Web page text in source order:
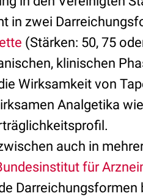
in zwei
(Stärken: 50, 75
klinischen
Wirksamkeit von
Analgetika wie
auch in
für